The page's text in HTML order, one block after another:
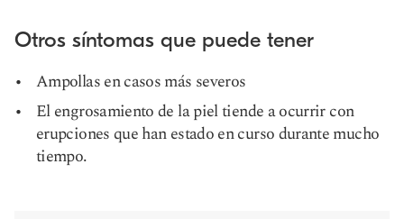
Otros síntomas que puede tener
Ampollas en casos más severos
El engrosamiento de la piel tiende a ocurrir con
erupciones que han estado en curso durante mucho
tiempo.